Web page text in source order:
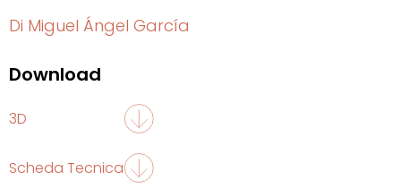
Di Miguel Ángel García
Download
3D
Scheda Tecnica